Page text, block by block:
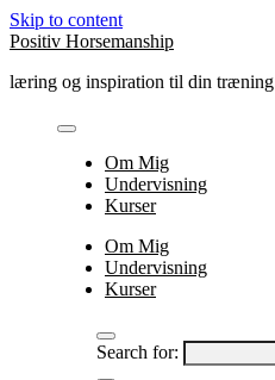
Skip to content
Positiv Horsemanship
læring og inspiration til din træning
Om Mig
Undervisning
Kurser
Om Mig
Undervisning
Kurser
Search for: